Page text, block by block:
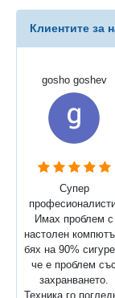
Клиентите за
gosho goshev
Супер
Имах проблем с
настолен
бях на 90%
че е проблем със
захранването.
Техника го